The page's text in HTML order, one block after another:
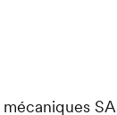
SA